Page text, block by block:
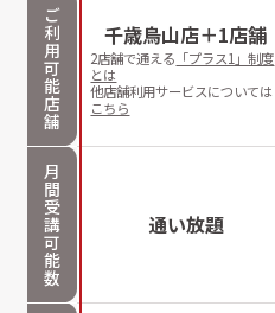
ご
利
用
可
能
店
舗
千歳烏山店＋1店舗
2店舗で通える 「プラス1」制度
とは
他店舗利用サービスについては
こちら
月
間
受
講
可
能
数
通い放題